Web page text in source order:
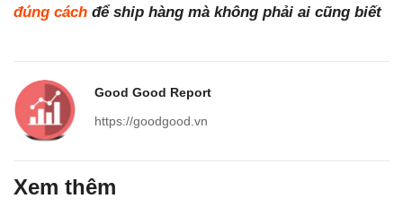
đúng cách để ship hàng mà không phải ai cũng biết
Good Good Report
https://goodgood.vn
Xem thêm